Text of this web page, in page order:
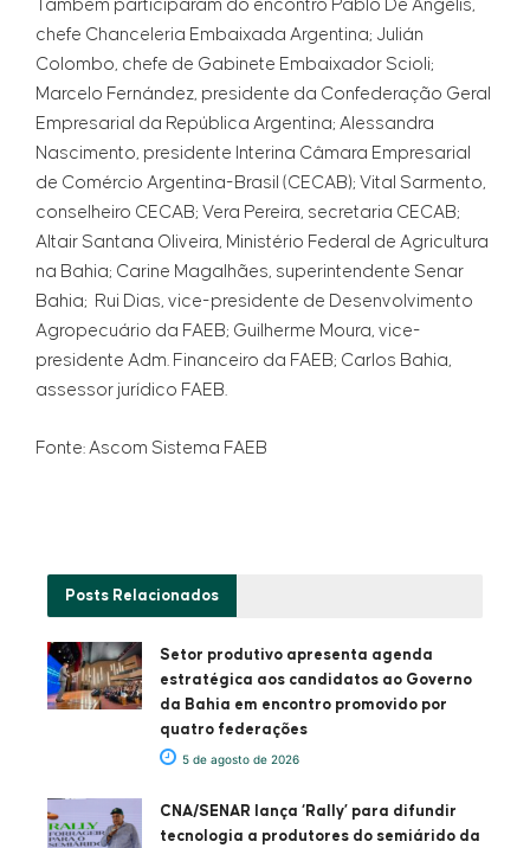
Também participaram do encontro Pablo De Angelis,
chefe Chanceleria Embaixada Argentina; Julián
Colombo, chefe de Gabinete Embaixador Scioli;
Marcelo Fernández, presidente da Confederação Geral
Empresarial da República Argentina; Alessandra
Nascimento, presidente Interina Câmara Empresarial
de Comércio Argentina-Brasil (CECAB); Vital Sarmento,
conselheiro CECAB; Vera Pereira, secretaria CECAB;
Altair Santana Oliveira, Ministério Federal de Agricultura
na Bahia; Carine Magalhães, superintendente Senar
Bahia; Rui Dias, vice-presidente de Desenvolvimento
Agropecuário da FAEB; Guilherme Moura, vice-
presidente Adm. Financeiro da FAEB; Carlos Bahia,
assessor jurídico FAEB.
Fonte: Ascom Sistema FAEB
Posts Relacionados
Setor produtivo apresenta agenda
estratégica aos candidatos ao Governo
da Bahia em encontro promovido por
quatro federações
5 de agosto de 2026
CNA/SENAR lança ‘Rally’ para difundir
tecnologia a produtores do semiárido da